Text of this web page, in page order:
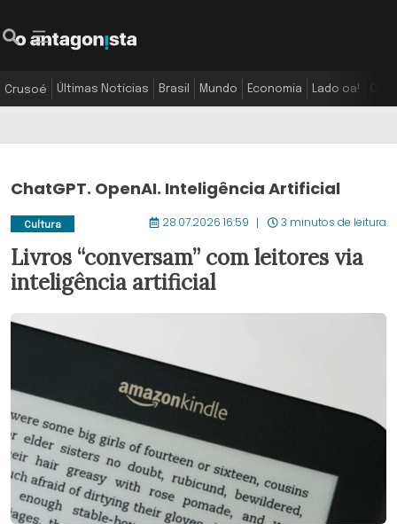
Crusoé Últimas Notícias Brasil Mundo Economia Lado oa!
ChatGPT. OpenAI. Inteligência Artificial
Cultura 28.07.2026 16:59 3 minutos de leitura
Livros “conversam” com leitores via
inteligência artificial